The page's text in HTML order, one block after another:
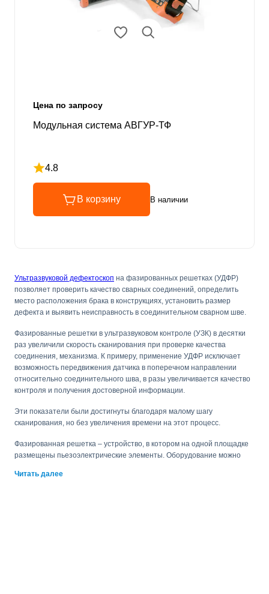
Цена по запросу
Модульная система АВГУР-ТФ
4.8
Рейтинг 4.8 из 5
В корзину В наличии
Ультразвуковой дефектоскоп на фазированных решетках (УДФР)
позволяет проверить качество сварных соединений, определить
место расположения брака в конструкциях, установить размер
дефекта и выявить неисправность в соединительном сварном шве.
Фазированные решетки в ультразвуковом контроле (УЗК) в десятки
раз увеличили скорость сканирования при проверке качества
соединения, механизма. К примеру, применение УДФР исключает
возможность передвижения датчика в поперечном направлении
относительно соединительного шва, в разы увеличивается качество
контроля и получения достоверной информации.
Эти показатели были достигнуты благодаря малому шагу
сканирования, но без увеличения времени на этот процесс.
Фазированная решетка – устройство, в котором на одной площадке
размещены пьезоэлектрические элементы. Оборудование можно
результаты сохраняются и отображаются на экране прибора.
Читать далее